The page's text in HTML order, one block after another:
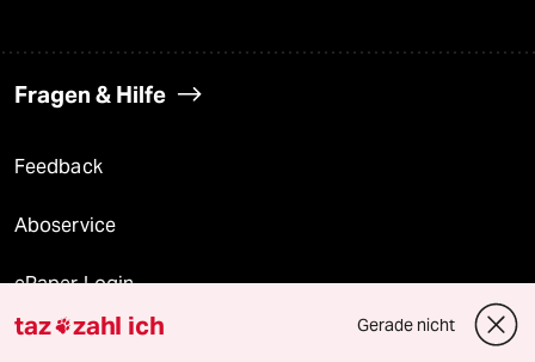
Fragen & Hilfe
Feedback
Aboservice
ePaper Login
Downloads für Abonnierende
taz zahl ich Gerade nicht